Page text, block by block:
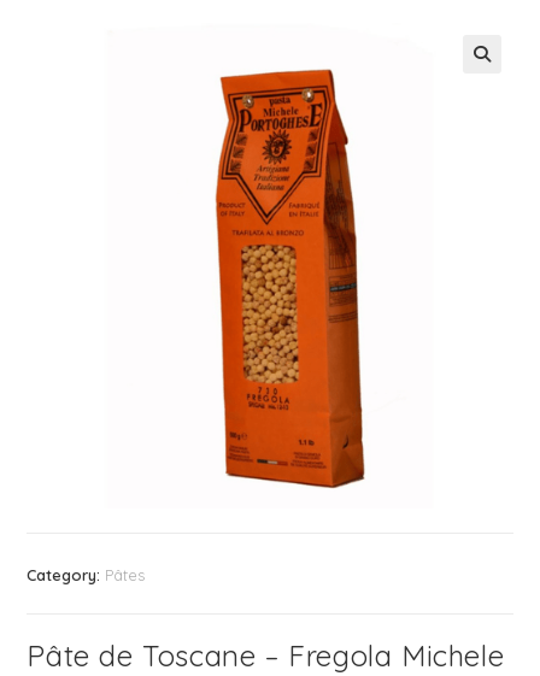
Category: Pâtes
Pâte de Toscane – Fregola Michele